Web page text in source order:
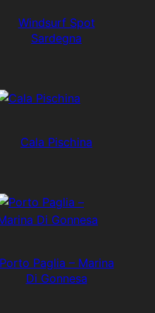
Windsurf Spot
Sardegna
Cala Pischina
Porto Paglia – Marina
Di Gonnesa